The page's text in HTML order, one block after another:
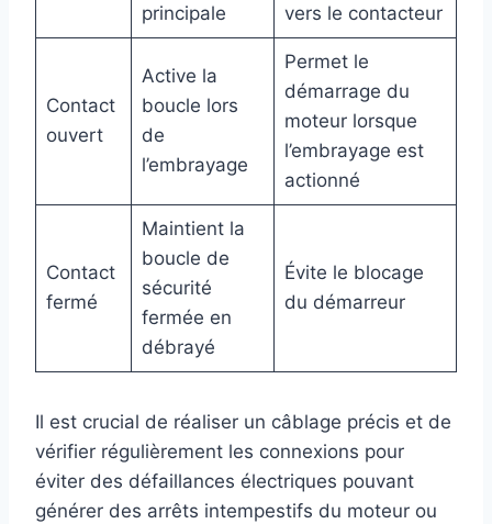
principale
vers le contacteur
Contact
ouvert
Active la
boucle lors
de
l’embrayage
Permet le
démarrage du
moteur lorsque
l’embrayage est
actionné
Contact
fermé
Maintient la
boucle de
sécurité
fermée en
débrayé
Évite le blocage
du démarreur
Il est crucial de réaliser un câblage précis et de
vérifier régulièrement les connexions pour
éviter des défaillances électriques pouvant
générer des arrêts intempestifs du moteur ou